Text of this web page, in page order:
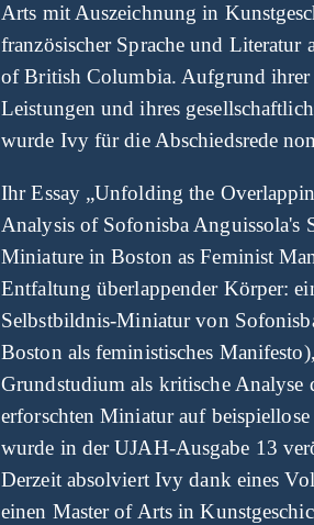
Arts mit Auszeichnung in
französischer Sprache und Literatur
of British Columbia. Aufgrund ihrer
Leistungen und ihres
wurde Ivy für die Abschiedsrede
Ihr Essay „Unfolding the
Analysis of Sofonisba Anguissola's
Miniature in Boston as Feminist
Entfaltung überlappender Körper:
Selbstbildnis-Miniatur von
Boston als feministisches
Grundstudium als kritische Analyse
erforschten Miniatur auf beispiellose
wurde in der UJAH-Ausgabe 13
Derzeit absolviert Ivy dank eines
einen Master of Arts in